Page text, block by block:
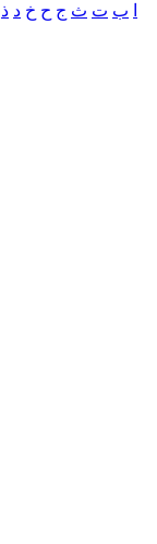
ب ت ث ج ح خ د ذ